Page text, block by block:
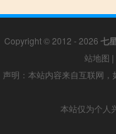
Copyright © 2012 - 2026 七
站地图 |
声明：本站内容来自互联网
本站仅为个人